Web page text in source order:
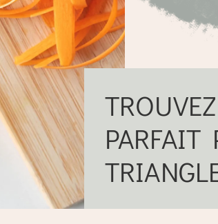
PARFAIT